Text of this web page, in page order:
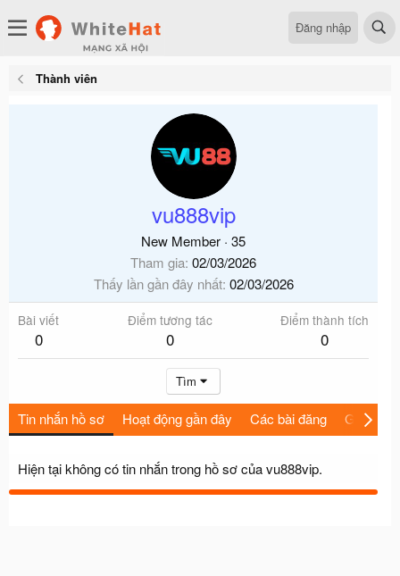
Đăng nhập
Thành viên
vu888vip
New Member · 35
Tham gia 02/03/2026
Thấy lần gần đây nhất 02/03/2026
Bài viết
0
Điểm tương tác
0
Điểm thành tích
0
Tìm
Tin nhắn hồ sơ Hoạt động gần đây Các bài đăng Giới thiệu
Hiện tại không có tin nhắn trong hồ sơ của vu888vip.